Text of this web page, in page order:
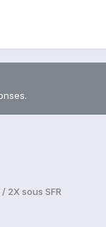
2X sous SFR